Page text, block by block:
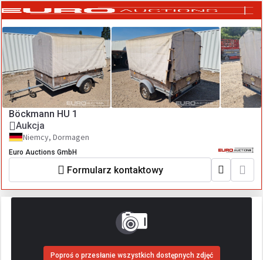
Böckmann HU 1
Aukcja
Niemcy, Dormagen
Euro Auctions GmbH
Formularz kontaktowy
Poproś o przesłanie wszystkich dostępnych zdjęć